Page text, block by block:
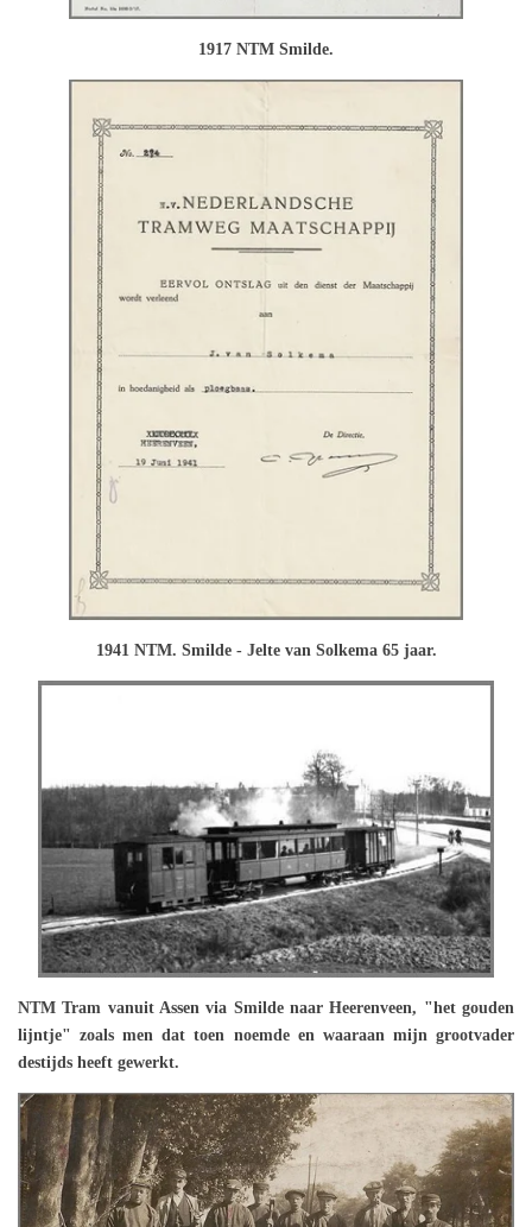
1917 NTM Smilde.
1941 NTM. Smilde - Jelte van Solkema 65 jaar.
NTM Tram vanuit Assen via Smilde naar Heerenveen, "het gouden
lijntje" zoals men dat toen noemde en waaraan mijn grootvader
destijds heeft gewerkt.